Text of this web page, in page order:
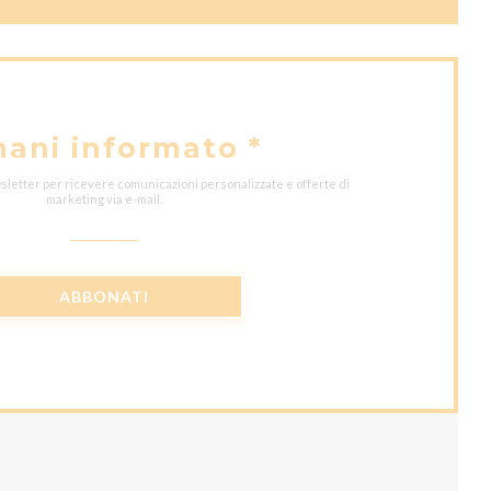
informato *
per ricevere comunicazioni personalizzate e offerte di
marketing via e-mail.
ABBONATI